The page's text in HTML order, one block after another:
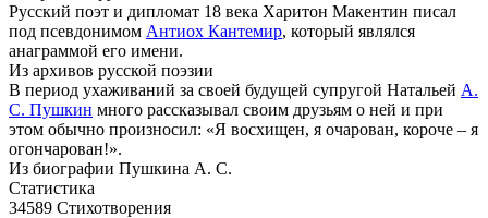
Русский поэт и дипломат 18 века Харитон Макентин писал
под псевдонимом Антиох Кантемир, который являлся
анаграммой его имени.
Из архивов русской поэзии
В период ухаживаний за своей будущей супругой Натальей А.
С. Пушкин много рассказывал своим друзьям о ней и при
этом обычно произносил: «Я восхищен, я очарован, короче – я
огончарован!».
Из биографии Пушкина А. С.
Статистика
34589 Стихотворения